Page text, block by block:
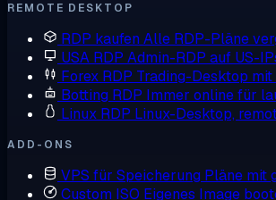
REMOTE DESKTOP
RDP kaufen Alle RDP-Pläne
USA RDP Admin-RDP auf US-
Forex RDP Trading-Desktop
Botting RDP Immer online für
Linux RDP Linux-Desktop,
ADD-ONS
VPS für Speicherung Pläne mit
Custom ISO Eigenes Image